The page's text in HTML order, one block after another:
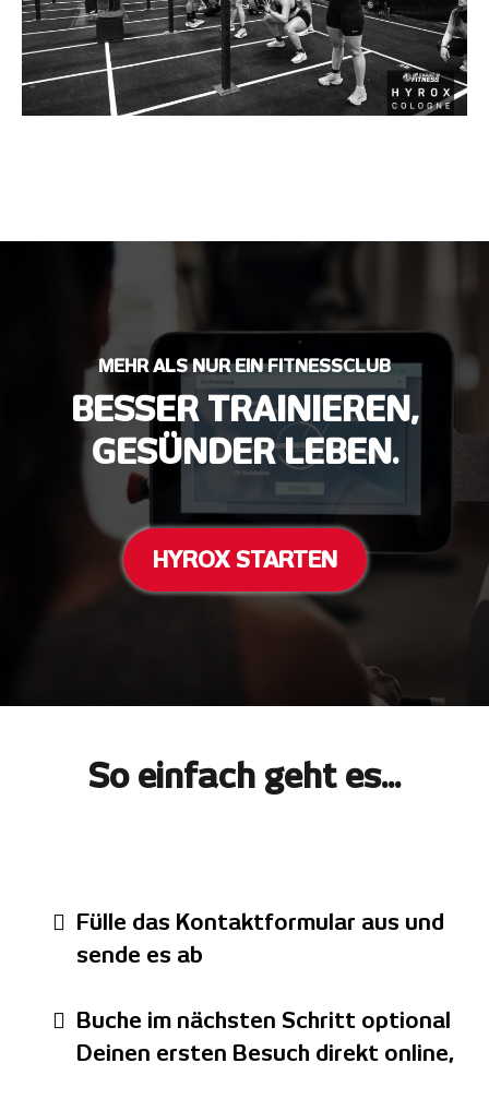
MEHR ALS NUR EIN FITNESSCLUB
BESSER TRAINIEREN,
GESÜNDER LEBEN.
HYROX STARTEN
So einfach geht es...
Fülle das Kontaktformular aus und
sende es ab
Buche im nächsten Schritt optional
Deinen ersten Besuch direkt online,